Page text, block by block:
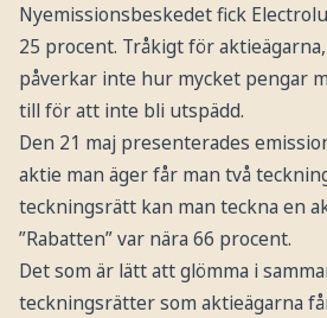
Nyemissionsbeskedet fick
25 procent. Tråkigt för
påverkar inte hur mycket pengar
till för att inte bli utspädd.
Den 21 maj presenterades
aktie man äger får man två
teckningsrätt kan man teckna en
”Rabatten” var nära 66 procent.
Det som är lätt att glömma i
teckningsrätter som aktieägarna